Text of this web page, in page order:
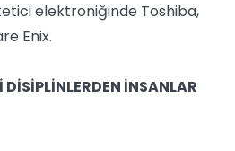
elektroniğinde Toshiba,
Enix.
İNSANLAR